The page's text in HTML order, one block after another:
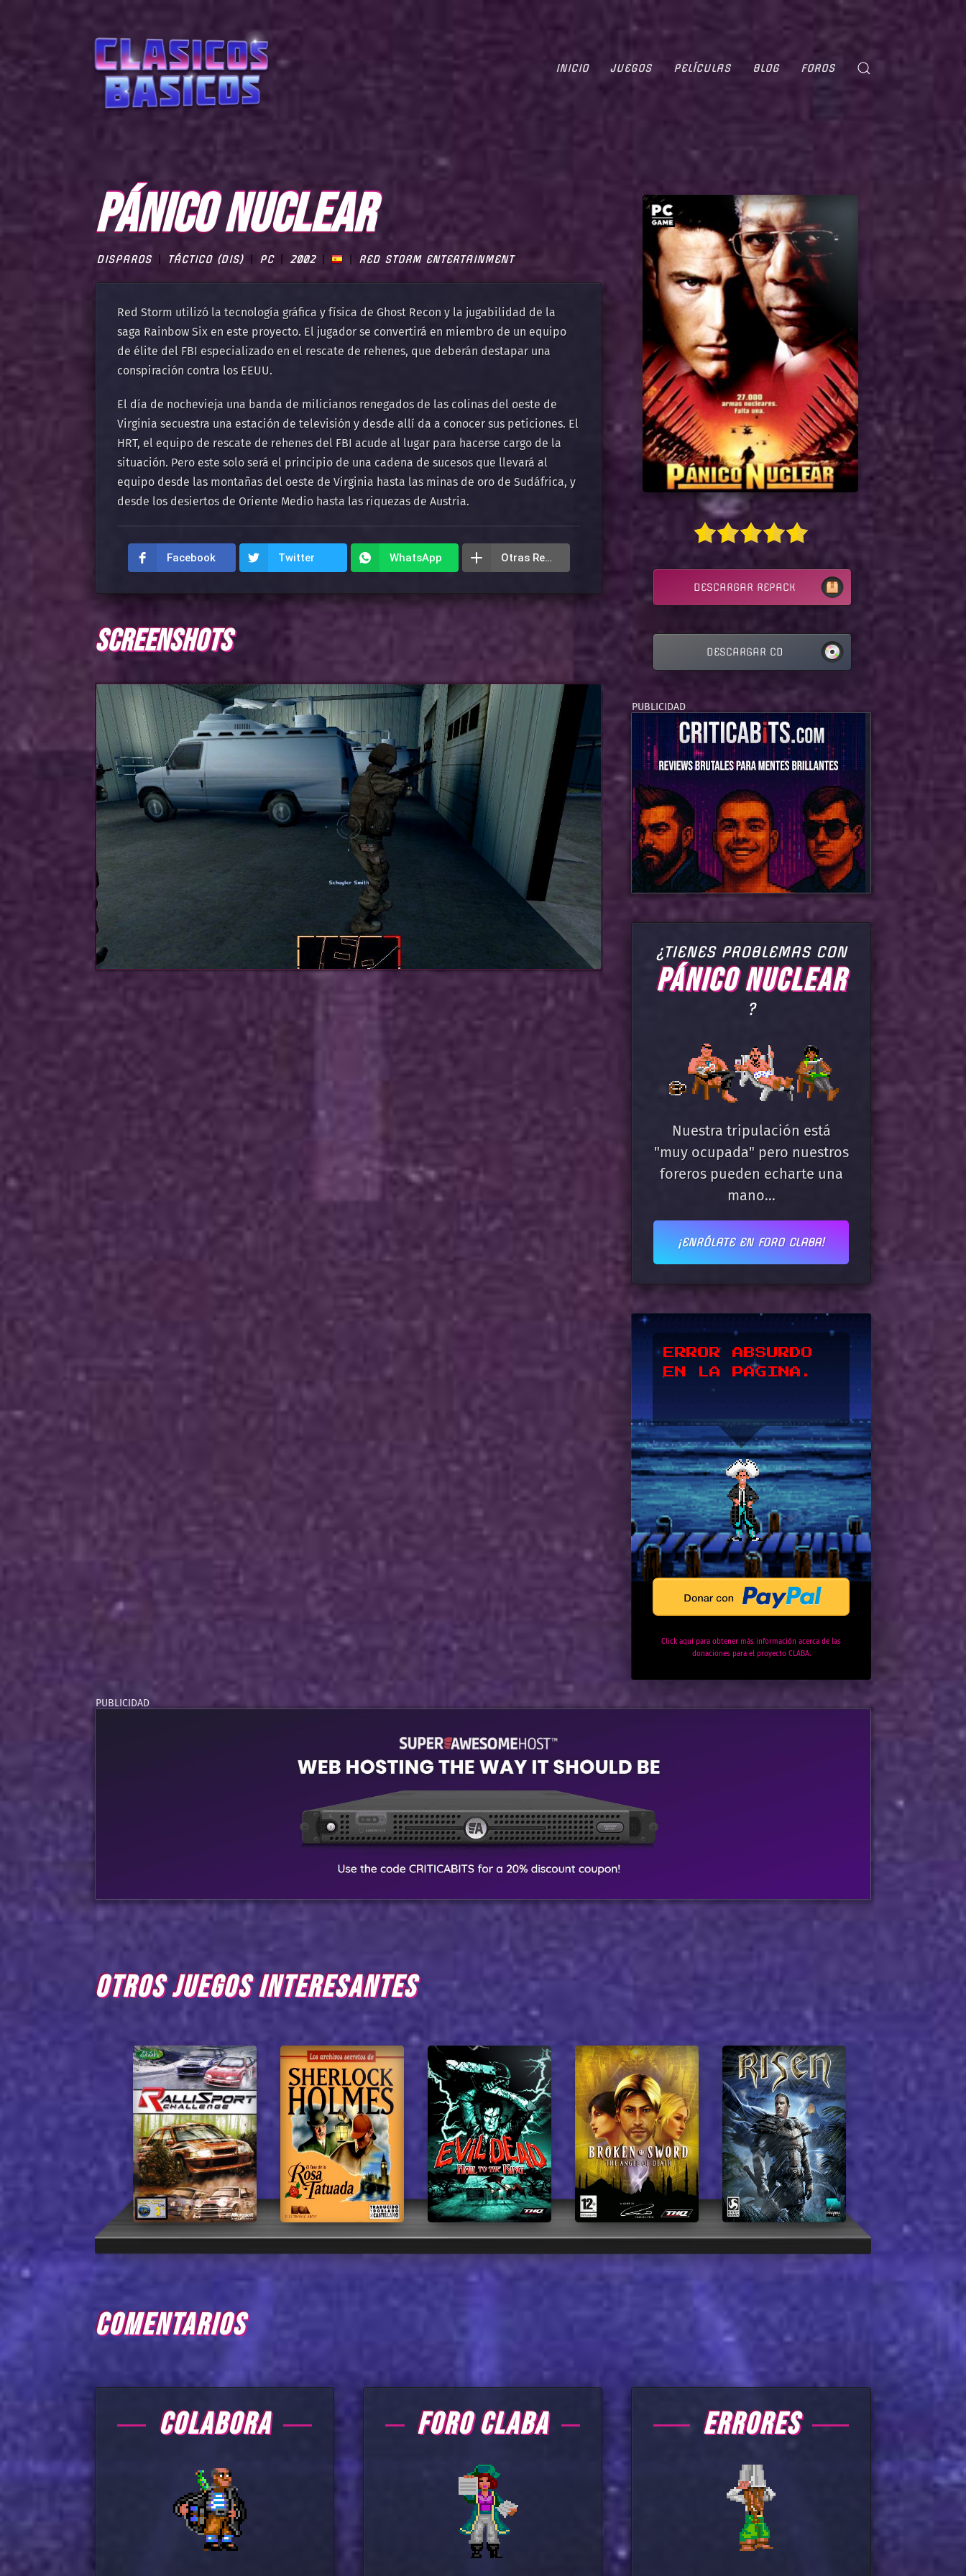
INICIO JUEGOS PELÍCULAS BLOG FOROS
PÁNICO NUCLEAR
DISPAROS TÁCTICO (DIS) PC 2002 RED STORM ENTERTAINMENT
Red Storm utilizó la tecnología gráfica y física de Ghost Recon y la jugabilidad de la
saga Rainbow Six en este proyecto. El jugador se convertirá en miembro de un equipo
de élite del FBI especializado en el rescate de rehenes, que deberán destapar una
conspiración contra los EEUU.
El día de nochevieja una banda de milicianos renegados de las colinas del oeste de
Virginia secuestra una estación de televisión y desde allí da a conocer sus peticiones. El
HRT, el equipo de rescate de rehenes del FBI acude al lugar para hacerse cargo de la
situación. Pero este solo será el principio de una cadena de sucesos que llevará al
equipo desde las montañas del oeste de Virginia hasta las minas de oro de Sudáfrica, y
desde los desiertos de Oriente Medio hasta las riquezas de Austria.
Facebook Twitter WhatsApp Otras Redes
SCREENSHOTS
DESCARGAR REPACK
DESCARGAR CD
¿TIENES PROBLEMAS CON
PÁNICO NUCLEAR
?
Nuestra tripulación está
"muy ocupada" pero nuestros
foreros pueden echarte una
mano...
¡ENRÓLATE EN FORO CLABA!
*UPSSS*
Click aquí para obtener más información acerca de las
donaciones para el proyecto CLABA.
OTROS JUEGOS INTERESANTES
COMENTARIOS
COLABORA FORO CLABA ERRORES